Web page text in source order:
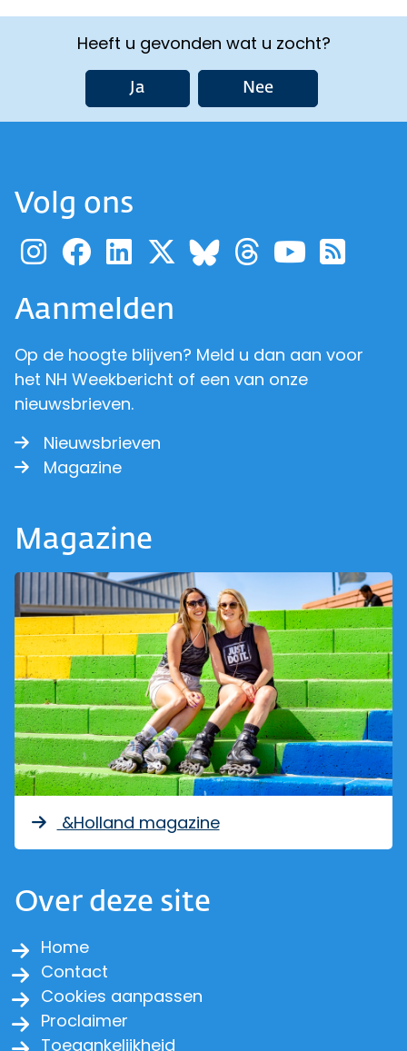
Heeft u gevonden wat u zocht?
Ja Nee
Volg ons
Ga naar de pagina van
Ga naar de pagina
Ga naar de
Ga naar de
Ga naar de
Ga naar
Ga
Aanmelden
Op de hoogte blijven? Meld u dan aan voor
het NH Weekbericht of een van onze
nieuwsbrieven.
Nieuwsbrieven
Magazine
Magazine
&Holland magazine
Over deze site
Home
Contact
Cookies aanpassen
Proclaimer
Toegankelijkheid